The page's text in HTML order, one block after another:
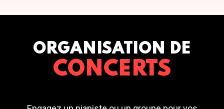
ORGANISATION DE
CONCERTS